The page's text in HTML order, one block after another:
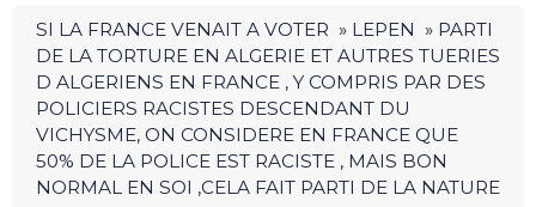
SI LA FRANCE VENAIT A VOTER » LEPEN » PARTI
DE LA TORTURE EN ALGERIE ET AUTRES TUERIES
D ALGERIENS EN FRANCE , Y COMPRIS PAR DES
POLICIERS RACISTES DESCENDANT DU
VICHYSME, ON CONSIDERE EN FRANCE QUE
50% DE LA POLICE EST RACISTE , MAIS BON
NORMAL EN SOI ,CELA FAIT PARTI DE LA NATURE